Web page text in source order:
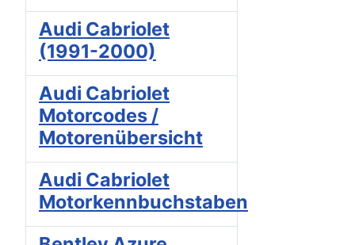
Audi Cabriolet
(1991-2000)
Audi Cabriolet
Motorcodes /
Motorenübersicht
Audi Cabriolet
Motorkennbuchstaben